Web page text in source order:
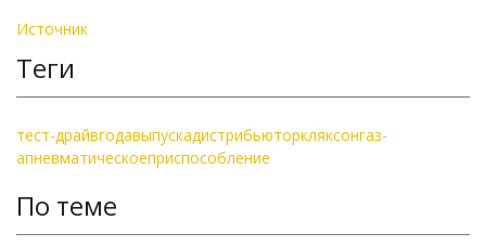
Источник
Теги
тест-драйвгодавыпускадистрибьюторкляксонгаз-
апневматическоеприспособление
По теме